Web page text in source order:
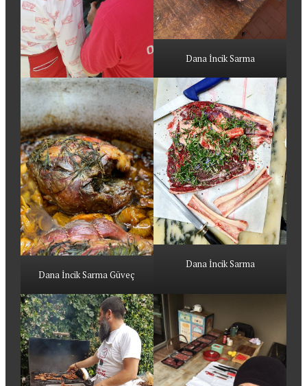
Dana İncik Sarma
Dana İncik Sarma Güveç
Dana İncik Sarma